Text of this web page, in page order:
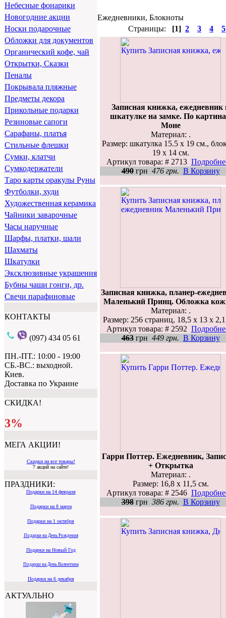
Небесные фонарики
Новогодние акции
Носки подарочные
Обложки для документов
Органический кофе, чай
Открытки, Сказки
Пеналы
Покрывала пляжные
Предметы декора
Прикольные подарки
Резиновые сапоги
Сарафаны, платья
Стильные флешки
Сумки, клатчи
Сумкодержатели
Таро карты оракулы Руны
Футболки, худи
Художественная керамика
Чайники заварочные
Часы наручные
Шарфы, платки, шали
Шахматы
Шкатулки
Эксклюзивные украшения
Бубны чаши гонги, др.
Свечи парафиновые
КОНТАКТЫ
(097) 434 05 61
ПН.-ПТ.: 10:00 - 19:00
СБ.-ВС.: выходной.
Киев.
Доставка по Украине
СКИДКА!
3%
МЕГА АКЦИИ!
Скидки на все товары!
7 акций на сайте!
ПРАЗДНИКИ:
Подарки на 14 февраля
Подарки на 8 марта
Подарки на 1 октября
Подарки на День Рождения
Подарки на Новый Год
Подарки на День Валентина
Подарки на 6 декабря
АКТУАЛЬНО
Ежедневники, Блокноты
Страницы:
[1] 2 3 4 5
Записная книжка, ежедневник
шкатулке на замке. По
Моне
Материал: .
Размер: шкатулка 15.5 х 19 см.,
19 х 14 см.
Артикул товара: # 2713
490грн 476 грн. В Корзину
Записная книжка, планер-
Маленький Принц. Обложка
Материал: .
Размер: 256 страниц, 18,5 х 13 х
Артикул товара: # 2592
463грн 449 грн. В Корзину
Гарри Поттер. Ежедневник,
+ Открытка
Материал: .
Размер: 16,8 х 11,5 см.
Артикул товара: # 2546
398грн 386 грн. В Корзину